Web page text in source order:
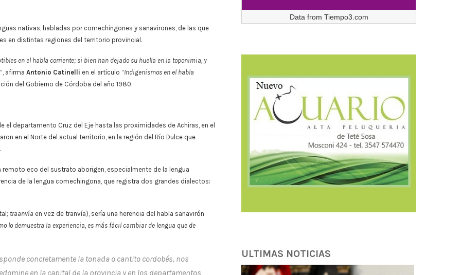
nativas, habladas por comechingones y sanavirones, de las que
en distintas regiones del territorio provincial.
en el habla corriente; si bien han dejado su huella en la toponimia, y
”, afirma Antonio Catinelli en el artículo “Indigenismos en el habla
del Gobierno de Córdoba del año 1980.
departamento Cruz del Eje hasta las proximidades de Achiras, en el
en el Norte del actual territorio, en la región del Río Dulce que
eco del sustrato aborigen, especialmente de la lengua
de la lengua comechingona, que registra dos grandes dialectos:
traanvía en vez de tranvía), sería una herencia del habla sanavirón
lo demuestra la experiencia, es más fácil cambiar de lengua que de
concretamente la tonada o cantito cordobés, nos
en la capital de la provincia y en los departamentos
Data from Tiempo3.com
ULTIMAS NOTICIAS